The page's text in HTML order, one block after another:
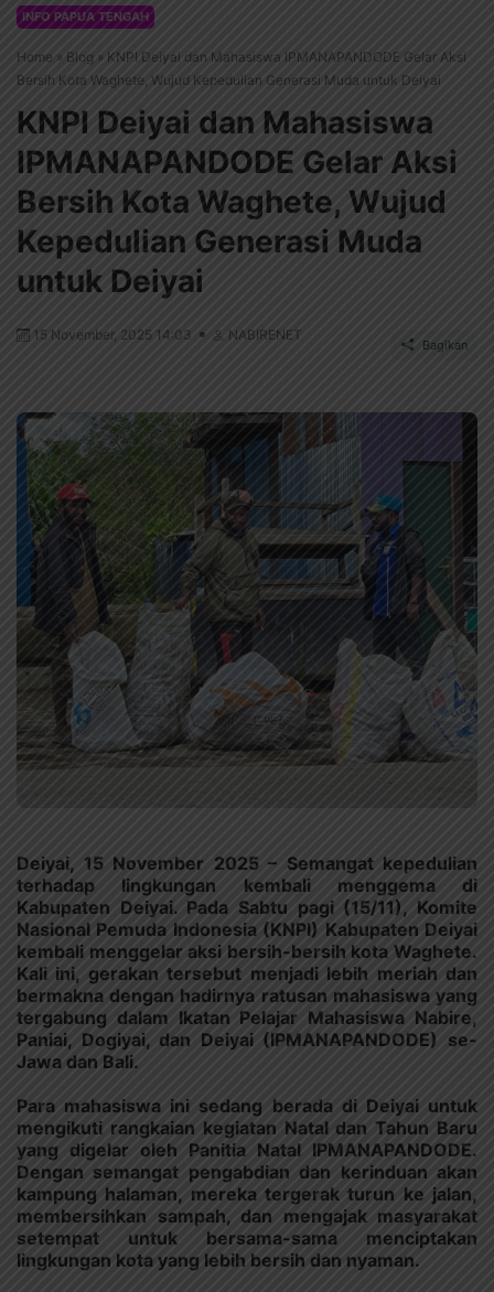
INFO PAPUA TENGAH
Home » Blog » KNPI Deiyai dan Mahasiswa IPMANAPANDODE Gelar Aksi
Bersih Kota Waghete, Wujud Kepedulian Generasi Muda untuk Deiyai
KNPI Deiyai dan Mahasiswa
IPMANAPANDODE Gelar Aksi
Bersih Kota Waghete, Wujud
Kepedulian Generasi Muda
untuk Deiyai
15 November, 2025 14:03 NABIRENET
Bagikan
Deiyai, 15 November 2025 – Semangat kepedulian
terhadap lingkungan kembali menggema di
Kabupaten Deiyai. Pada Sabtu pagi (15/11), Komite
Nasional Pemuda Indonesia (KNPI) Kabupaten Deiyai
kembali menggelar aksi bersih-bersih kota Waghete.
Kali ini, gerakan tersebut menjadi lebih meriah dan
bermakna dengan hadirnya ratusan mahasiswa yang
tergabung dalam Ikatan Pelajar Mahasiswa Nabire,
Paniai, Dogiyai, dan Deiyai (IPMANAPANDODE) se-
Jawa dan Bali.
Para mahasiswa ini sedang berada di Deiyai untuk
mengikuti rangkaian kegiatan Natal dan Tahun Baru
yang digelar oleh Panitia Natal IPMANAPANDODE.
Dengan semangat pengabdian dan kerinduan akan
kampung halaman, mereka tergerak turun ke jalan,
membersihkan sampah, dan mengajak masyarakat
setempat untuk bersama-sama menciptakan
lingkungan kota yang lebih bersih dan nyaman.